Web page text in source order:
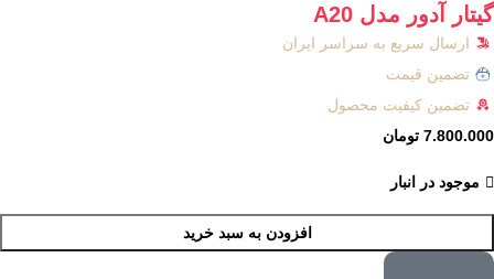
گیتار آدور مدل A20
ارسال سریع به سراسر ایران
تضمین قیمت
تضمین کیفیت محصول
7.800.000 تومان
موجود در انبار
افزودن به سبد خرید